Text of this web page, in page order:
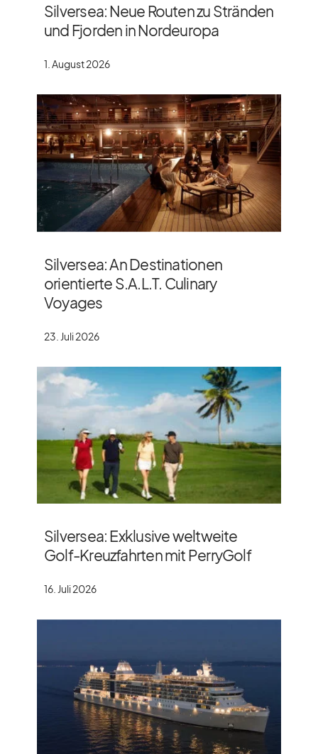
Silversea: Neue Routen zu Stränden
und Fjorden in Nordeuropa
1. August 2026
Silversea: An Destinationen
orientierte S.A.L.T. Culinary
Voyages
23. Juli 2026
Silversea: Exklusive weltweite
Golf-Kreuzfahrten mit PerryGolf
16. Juli 2026